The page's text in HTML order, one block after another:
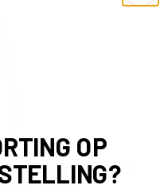
2025 (LAMBIC
OP